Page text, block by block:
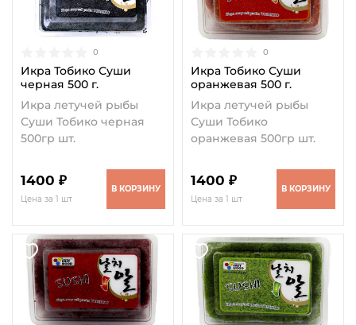
0
Икра Тобико Суши
черная 500 г.
Икра летучей рыбы
Суши Тобико черная
500гр шт.
1400 ₽
Цена за 1 шт
В КОРЗИНУ
0
Икра Тобико Суши
оранжевая 500 г.
Икра летучей рыбы
Суши Тобико
оранжевая 500гр шт.
1400 ₽
Цена за 1 шт
В КОРЗИНУ